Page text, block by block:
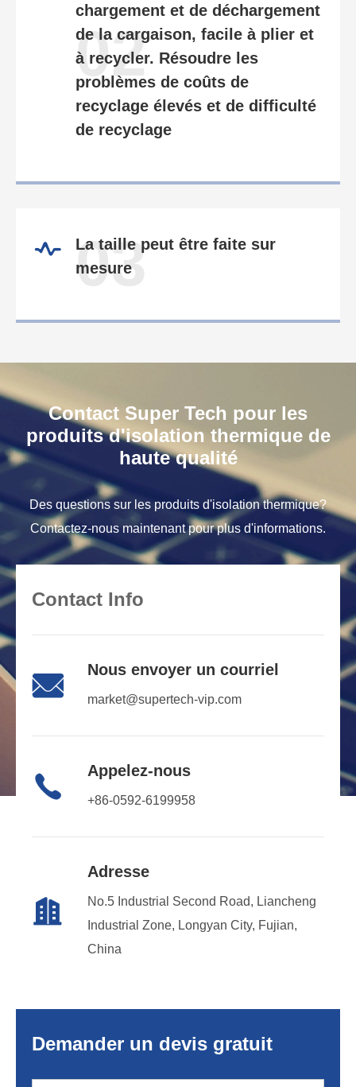
chargement et de déchargement
de la cargaison, facile à plier et
à recycler. Résoudre les
problèmes de coûts de
recyclage élevés et de difficulté
de recyclage
02
La taille peut être faite sur
mesure
03
Contact Super Tech pour les
produits d'isolation thermique de
haute qualité
Des questions sur les produits d'isolation thermique?
Contactez-nous maintenant pour plus d'informations.
Contact Info
 Nous envoyer un courriel
market@supertech-vip.com
 Appelez-nous
+86-0592-6199958

Adresse
No.5 Industrial Second Road, Liancheng
Industrial Zone, Longyan City, Fujian,
China
Demander un devis gratuit